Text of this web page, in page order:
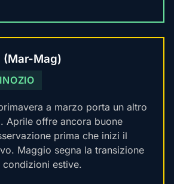
(Mar-Mag)
a marzo porta un altro
Aprile offre ancora buone
prima che inizi il
Maggio segna la transizione
estive.